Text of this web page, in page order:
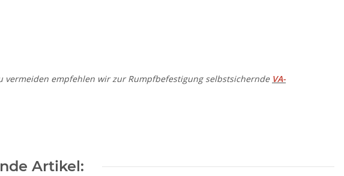
empfehlen wir zur Rumpfbefestigung selbstsichernde VA-
Artikel: